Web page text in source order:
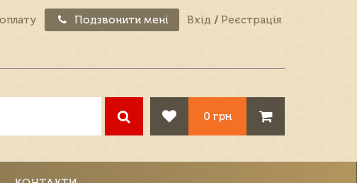
Подзвонити мені Вхід / Реєстрація
0 грн